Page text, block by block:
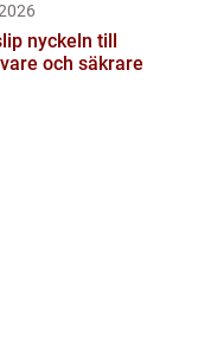
till
och säkrare